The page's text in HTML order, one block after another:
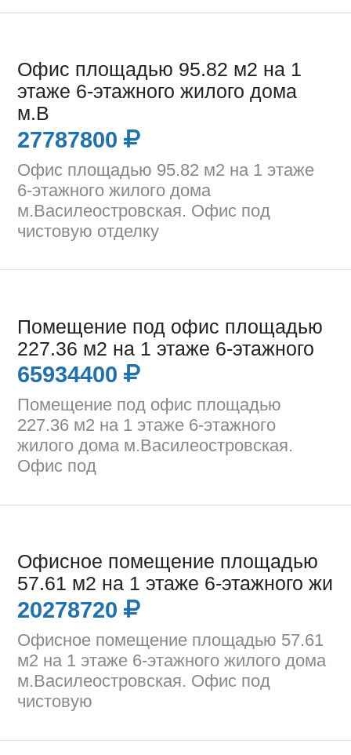
Офис площадью 95.82 м2 на 1
этаже 6-этажного жилого дома
м.В
27787800
Офис площадью 95.82 м2 на 1 этаже
6-этажного жилого дома
м.Василеостровская. Офис под
чистовую отделку
Помещение под офис площадью
227.36 м2 на 1 этаже 6-этажного
65934400
Помещение под офис площадью
227.36 м2 на 1 этаже 6-этажного
жилого дома м.Василеостровская.
Офис под
Офисное помещение площадью
57.61 м2 на 1 этаже 6-этажного жи
20278720
Офисное помещение площадью 57.61
м2 на 1 этаже 6-этажного жилого дома
м.Василеостровская. Офис под
чистовую